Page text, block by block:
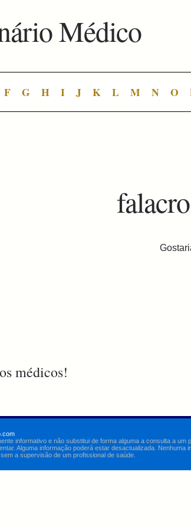
Médico
F G H I J K L M N O
falacro
médicos!
informativo e não substitui de forma alguma a consulta a
Alguma informação poderá estar desactualizada.
a supervisão de um profissional de saúde.